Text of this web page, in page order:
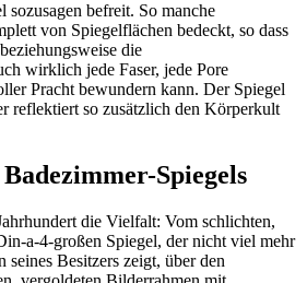
sozusagen befreit. So manche
von Spiegelflächen bedeckt, so dass
die
wirklich jede Faser, jede Pore
Pracht bewundern kann. Der Spiegel
reflektiert so zusätzlich den Körperkult
Spiegels
die Vielfalt: Vom schlichten,
a-4-großen Spiegel, der nicht viel mehr
seines Besitzers zeigt, über den